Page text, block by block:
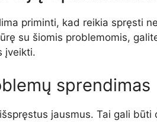
priminti, kad reikia spręsti
su šiomis problemomis,
įveikti.
sprendimas
jausmus. Tai gali būti